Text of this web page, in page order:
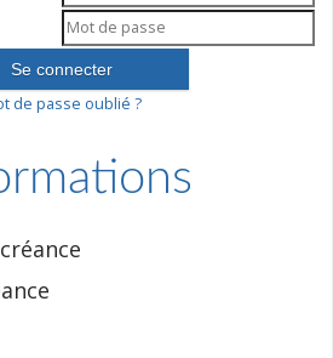
de passe oublié ?